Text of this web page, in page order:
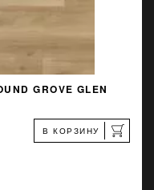
GROVE GLEN
В КОРЗИНУ